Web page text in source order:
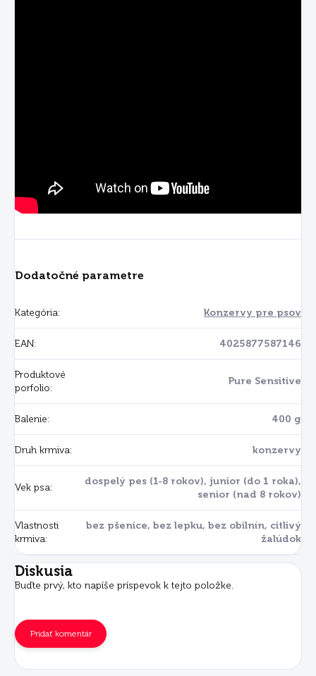
Dodatočné parametre
Kategória: Konzervy pre psov
EAN: 4025877587146
Produktové
porfolio:
Pure Sensitive
Balenie: 400 g
Druh krmiva: konzervy
Vek psa:
dospelý pes (1-8 rokov), junior (do 1 roka),
senior (nad 8 rokov)
Vlastnosti
krmiva:
bez pšenice, bez lepku, bez obilnín, citlivý
žalúdok
Diskusia
Buďte prvý, kto napíše príspevok k tejto položke.
Pridať komentár